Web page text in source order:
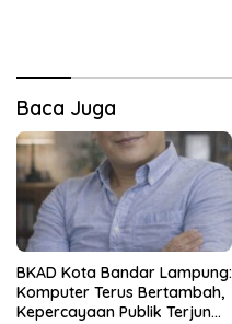
Baca Juga
BKAD Kota Bandar Lampung:
Komputer Terus Bertambah,
Kepercayaan Publik Terjun